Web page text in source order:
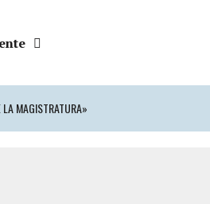
MAGISTRATURA»